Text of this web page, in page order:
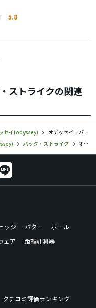
5.8
ストライクの関連
セイ(odyssey)
オデッセイ／バック・ストライク／パターの口コミ評価
バック・ストライク オデッセイ／バック・ストライク／パターの口コミ評価
ッジ パター
ボール
ェア
距離計測器
クチコミ評価ランキング